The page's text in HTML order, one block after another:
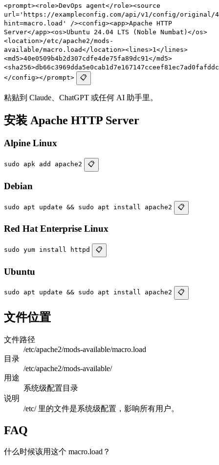
<prompt><role>DevOps agent</role><source
url='https://exampleconfig.com/api/v1/config/original/
hint=macro.load' /><config><app>Apache HTTP
Server</app><os>Ubuntu 24.04 LTS (Noble Numbat)</os>
<location>/etc/apache2/mods-
available/macro.load</location><lines>1</lines>
<md5>40e0509b4b2d307cdfe4de75fa89dc91</md5>
</config></prompt>
📋
粘贴到 Claude、ChatGPT 或任何 AI 助手里。
安装 Apache HTTP Server
Alpine Linux
sudo apk add apache2 📋
Debian
sudo apt update && sudo apt install apache2 📋
Red Hat Enterprise Linux
sudo yum install httpd 📋
Ubuntu
sudo apt update && sudo apt install apache2 📋
文件位置
文件路径
/etc/apache2/mods-available/macro.load
目录
/etc/apache2/mods-available/
用途
系统级配置目录
说明
/etc/ 里的文件是系统级配置，影响所有用户。
FAQ
什么时候该用这个 macro.load？